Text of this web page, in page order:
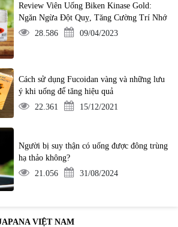
Review Viên Uống Biken Kinase Gold:
Ngăn Ngừa Đột Quỵ, Tăng Cường Trí Nhớ
28.586
09/04/2023
Cách sử dụng Fucoidan vàng và những lưu
ý khi uống để tăng hiệu quả
22.361
15/12/2021
Người bị suy thận có uống được đông trùng
hạ thảo không?
21.056
31/08/2024
VIỆT NAM